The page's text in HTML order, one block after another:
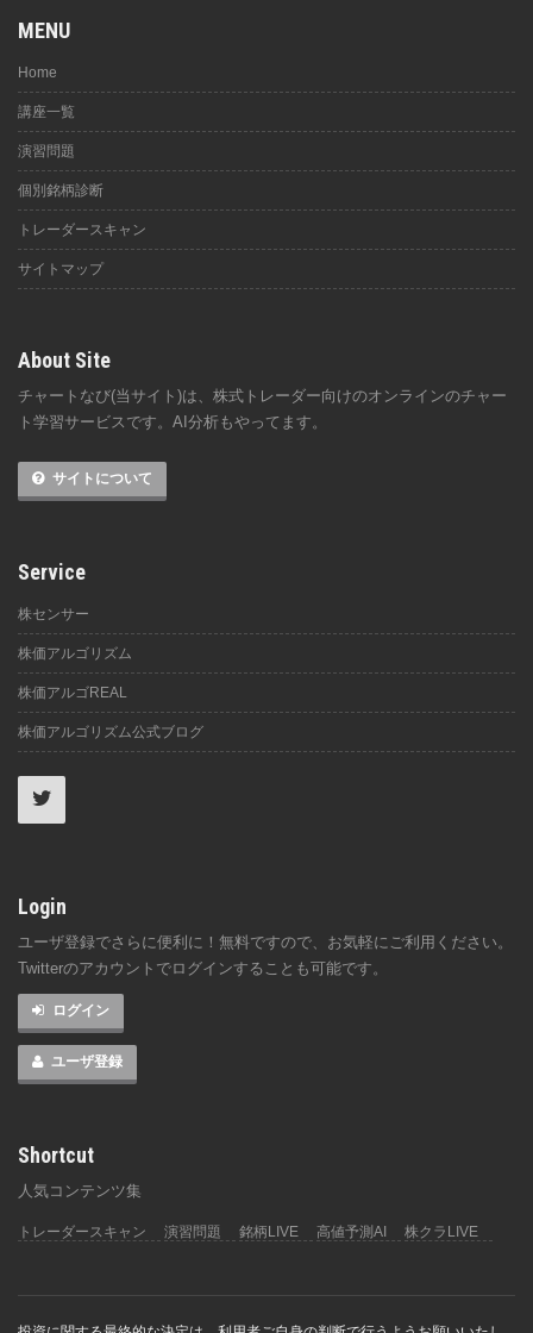
MENU
Home
講座一覧
演習問題
個別銘柄診断
トレーダースキャン
サイトマップ
About Site
チャートなび(当サイト)は、株式トレーダー向けのオンラインのチャー
ト学習サービスです。AI分析もやってます。
サイトについて
Service
株センサー
株価アルゴリズム
株価アルゴREAL
株価アルゴリズム公式ブログ
Login
ユーザ登録でさらに便利に！無料ですので、お気軽にご利用ください。
Twitterのアカウントでログインすることも可能です。
ログイン
ユーザ登録
Shortcut
人気コンテンツ集
トレーダースキャン 演習問題 銘柄LIVE 高値予測AI 株クラLIVE